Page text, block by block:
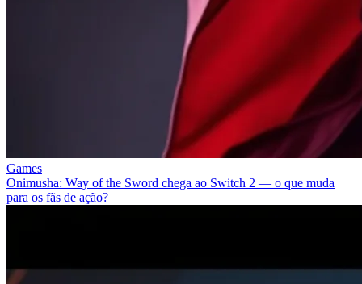
Games
Onimusha: Way of the Sword chega ao Switch 2 — o que muda
para os fãs de ação?